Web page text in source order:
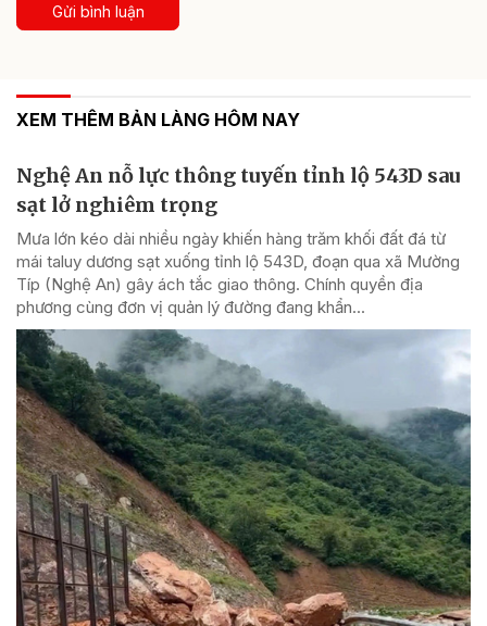
Gửi bình luận
XEM THÊM BẢN LÀNG HÔM NAY
Nghệ An nỗ lực thông tuyến tỉnh lộ 543D sau
sạt lở nghiêm trọng
Mưa lớn kéo dài nhiều ngày khiến hàng trăm khối đất đá từ
mái taluy dương sạt xuống tỉnh lộ 543D, đoạn qua xã Mường
Típ (Nghệ An) gây ách tắc giao thông. Chính quyền địa
phương cùng đơn vị quản lý đường đang khẩn...